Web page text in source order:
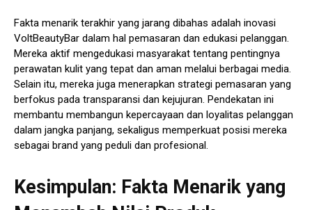
Fakta menarik terakhir yang jarang dibahas adalah inovasi
VoltBeautyBar dalam hal pemasaran dan edukasi pelanggan.
Mereka aktif mengedukasi masyarakat tentang pentingnya
perawatan kulit yang tepat dan aman melalui berbagai media.
Selain itu, mereka juga menerapkan strategi pemasaran yang
berfokus pada transparansi dan kejujuran. Pendekatan ini
membantu membangun kepercayaan dan loyalitas pelanggan
dalam jangka panjang, sekaligus memperkuat posisi mereka
sebagai brand yang peduli dan profesional.
Kesimpulan: Fakta Menarik yang